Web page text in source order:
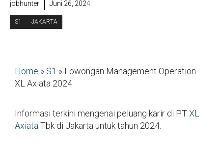
jobhunter Juni 26, 2024
S1 JAKARTA
Home » S1 » Lowongan Management Operation
XL Axiata 2024
Informasi terkini mengenai peluang karir di PTXL
Axiata Tbk di Jakarta untuk tahun 2024.